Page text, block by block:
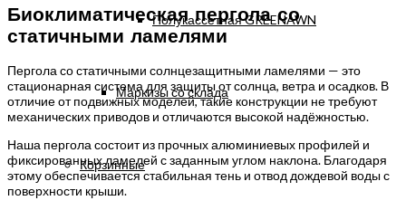
Полукассетная GREENAWN
Маркизы со склада
Корзинные
Биоклиматическая пергола со
статичными ламелями
Пергола со статичными солнцезащитными ламелями — это
стационарная система для защиты от солнца, ветра и осадков. В
отличие от подвижных моделей, такие конструкции не требуют
механических приводов и отличаются высокой надёжностью.
Наша пергола состоит из прочных алюминиевых профилей и
фиксированных ламелей с заданным углом наклона. Благодаря
этому обеспечивается стабильная тень и отвод дождевой воды с
поверхности крыши.